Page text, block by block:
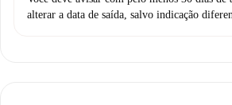
alterar a data de saída, salvo indicação